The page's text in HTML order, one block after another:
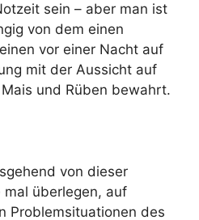
sein – aber man ist
von dem einen
vor einer Nacht auf
mit der Aussicht auf
und Rüben bewahrt.
von dieser
mal überlegen, auf
Problemsituationen des